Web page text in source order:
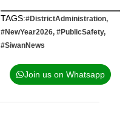
TAGS:#DistrictAdministration,
#NewYear2026, #PublicSafety,
#SiwanNews
Join us on Whatsapp